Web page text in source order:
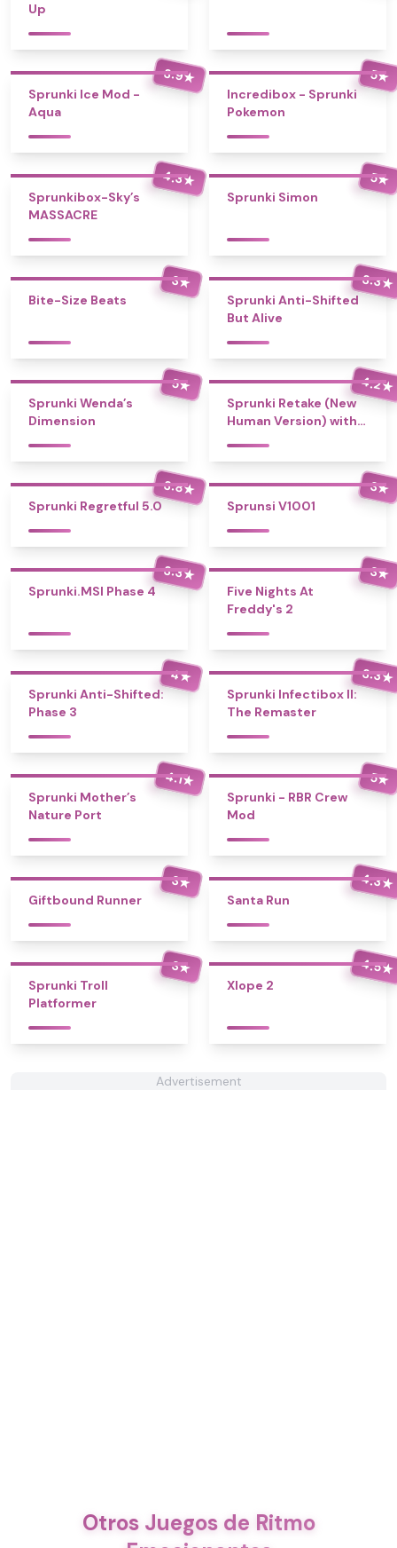
Up
3.9★
Sprunki Ice Mod -
Aqua
5★
Incredibox - Sprunki
Pokemon
4.3★
Sprunkibox-Sky’s
MASSACRE
5★
Sprunki Simon
3★
Bite-Size Beats
3.3★
Sprunki Anti-Shifted
But Alive
5★
Sprunki Wenda’s
Dimension
4.2★
Sprunki Retake (New
Human Version) with
3.8★
Sprunki Regretful 5.0
3★
Sprunsi V1001
3.3★
Sprunki.MSI Phase 4
3★
Five Nights At
Freddy's 2
4★
Sprunki Anti-Shifted:
Phase 3
3.3★
Sprunki Infectibox II:
The Remaster
4.1★
Sprunki Mother’s
Nature Port
5★
Sprunki - RBR Crew
Mod
3★
Giftbound Runner
4.3★
Santa Run
3★
Sprunki Troll
Platformer
4.5★
Xlope 2
Advertisement
Otros Juegos de Ritmo